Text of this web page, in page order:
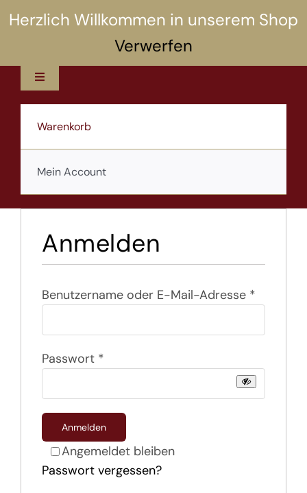
Herzlich Willkommen in unserem Shop
Verwerfen
Inhalt
Toggle
Shop
Artikel
Kontakt
Warenkorb
Mein Account
Anmelden
Benutzername oder E-Mail-Adresse *
Passwort *
Angemeldet bleiben
Anmelden
Passwort vergessen?